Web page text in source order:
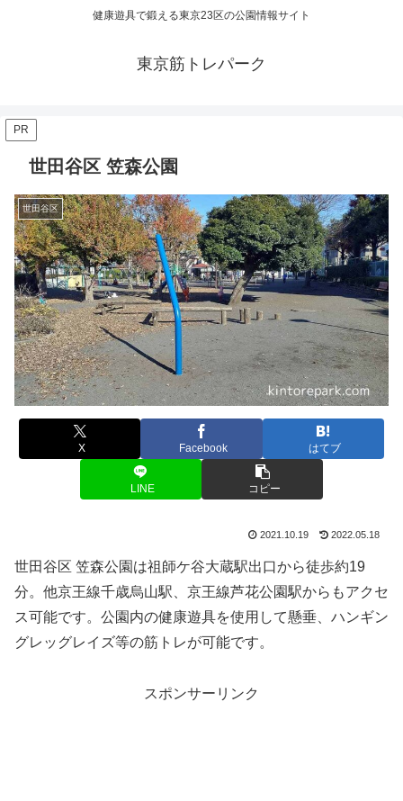
健康遊具で鍛える東京23区の公園情報サイト
東京筋トレパーク
PR
世田谷区 笠森公園
世田谷区
X Facebook はてブ
LINE コピー
2021.10.19 2022.05.18
世田谷区 笠森公園は祖師ケ谷大蔵駅出口から徒歩約19
分。他京王線千歳烏山駅、京王線芦花公園駅からもアクセ
ス可能です。公園内の健康遊具を使用して懸垂、ハンギン
グレッグレイズ等の筋トレが可能です。
スポンサーリンク